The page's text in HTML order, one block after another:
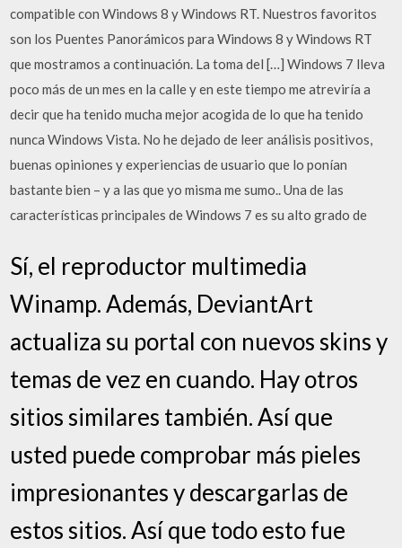
compatible con Windows 8 y Windows RT. Nuestros favoritos
son los Puentes Panorámicos para Windows 8 y Windows RT
que mostramos a continuación. La toma del […] Windows 7 lleva
poco más de un mes en la calle y en este tiempo me atreviría a
decir que ha tenido mucha mejor acogida de lo que ha tenido
nunca Windows Vista. No he dejado de leer análisis positivos,
buenas opiniones y experiencias de usuario que lo ponían
bastante bien – y a las que yo misma me sumo.. Una de las
características principales de Windows 7 es su alto grado de
Sí, el reproductor multimedia
Winamp. Además, DeviantArt
actualiza su portal con nuevos skins y
temas de vez en cuando. Hay otros
sitios similares también. Así que
usted puede comprobar más pieles
impresionantes y descargarlas de
estos sitios. Así que todo esto fue